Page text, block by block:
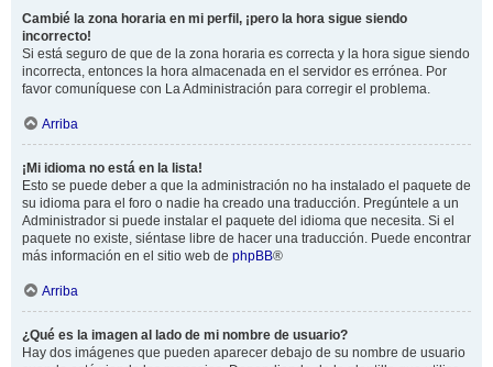
Cambié la zona horaria en mi perfil, ¡pero la hora sigue siendo
incorrecto!
Si está seguro de que de la zona horaria es correcta y la hora sigue siendo
incorrecta, entonces la hora almacenada en el servidor es errónea. Por
favor comuníquese con La Administración para corregir el problema.
Arriba
¡Mi idioma no está en la lista!
Esto se puede deber a que la administración no ha instalado el paquete de
su idioma para el foro o nadie ha creado una traducción. Pregúntele a un
Administrador si puede instalar el paquete del idioma que necesita. Si el
paquete no existe, siéntase libre de hacer una traducción. Puede encontrar
más información en el sitio web de phpBB®
Arriba
¿Qué es la imagen al lado de mi nombre de usuario?
Hay dos imágenes que pueden aparecer debajo de su nombre de usuario